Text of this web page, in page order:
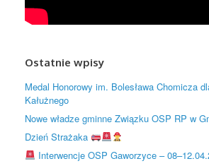
Ostatnie wpisy
Medal Honorowy im. Bolesława Chomicza
Kałużnego
Nowe władze gminne Związku OSP RP w
Dzień Strażaka
Interwencje OSP Gaworzyce –